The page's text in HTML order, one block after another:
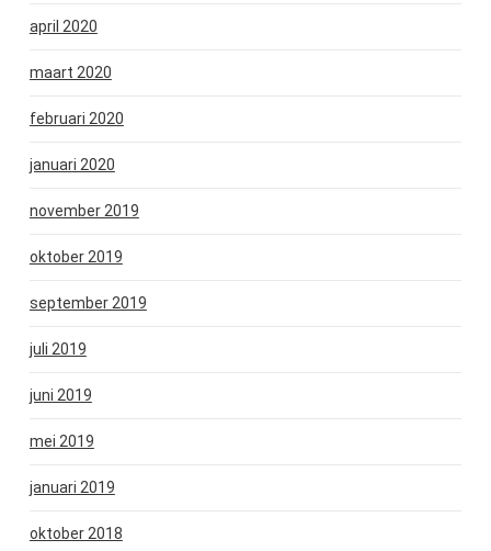
april 2020
maart 2020
februari 2020
januari 2020
november 2019
oktober 2019
september 2019
juli 2019
juni 2019
mei 2019
januari 2019
oktober 2018